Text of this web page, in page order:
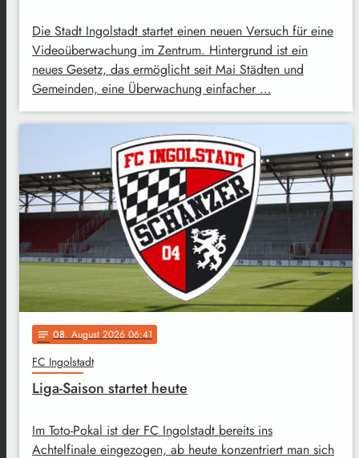
Die Stadt Ingolstadt startet einen neuen Versuch für eine
Videoüberwachung im Zentrum. Hintergrund ist ein
neues Gesetz, das ermöglicht seit Mai Städten und
Gemeinden, eine Überwachung einfacher …
notes 08. August 2026 06:41
FC Ingolstadt
Liga-Saison startet heute
Im Toto-Pokal ist der FC Ingolstadt bereits ins
Achtelfinale eingezogen, ab heute konzentriert man sich